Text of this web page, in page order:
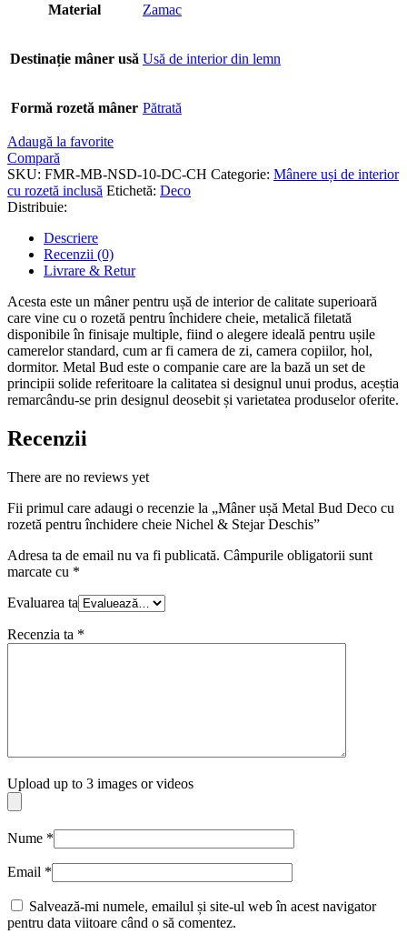
Material Zamac
Destinație mâner usă Usă de interior din lemn
Formă rozetă mâner Pătrată
Adaugă la favorite
Compară
SKU: FMR-MB-NSD-10-DC-CH Categorie: Mânere uși de interior
cu rozetă inclusă Etichetă: Deco
Distribuie:
Descriere
Recenzii (0)
Livrare & Retur
Acesta este un mâner pentru ușă de interior de calitate superioară
care vine cu o rozetă pentru închidere cheie, metalică filetată
disponibile în finisaje multiple, fiind o alegere ideală pentru ușile
camerelor standard, cum ar fi camera de zi, camera copiilor, hol,
dormitor. Metal Bud este o companie care are la bază un set de
principii solide referitoare la calitatea si designul unui produs, aceștia
remarcându-se prin designul deosebit și varietatea produselor oferite.
Recenzii
There are no reviews yet
Fii primul care adaugi o recenzie la „Mâner ușă Metal Bud Deco cu
rozetă pentru închidere cheie Nichel & Stejar Deschis”
Adresa ta de email nu va fi publicată. Câmpurile obligatorii sunt
marcate cu *
Evaluarea ta
Recenzia ta *
Upload up to 3 images or videos
Nume *
Email *
Salvează-mi numele, emailul și site-ul web în acest navigator
pentru data viitoare când o să comentez.